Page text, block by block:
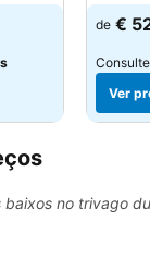
Ver
de €
Ver
baixos no trivago